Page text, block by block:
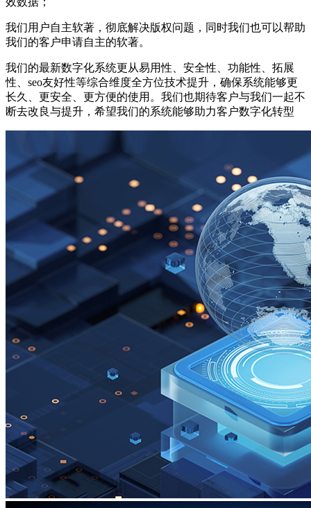
我们用户自主软著，彻底解决版权问题，同时我们也可以帮助
我们的客户申请自主的软著。
我们的最新数字化系统更从易用性、安全性、功能性、拓展
性、seo友好性等综合维度全方位技术提升，确保系统能够更
长久、更安全、更方便的使用。我们也期待客户与我们一起不
断去改良与提升，希望我们的系统能够助力客户数字化转型